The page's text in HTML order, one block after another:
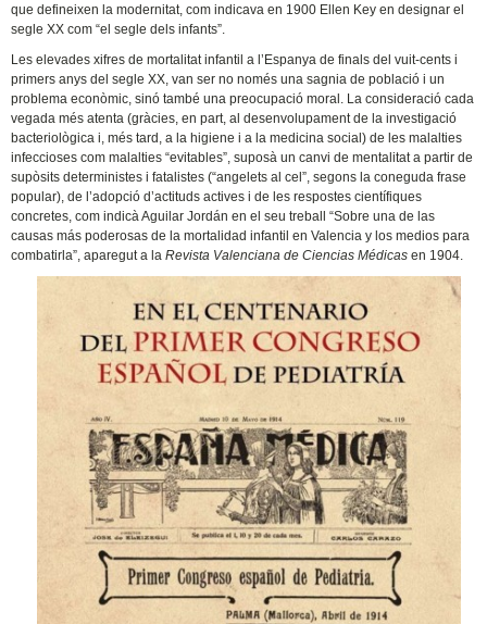
que defineixen la modernitat, com indicava en 1900 Ellen Key en designar el
segle XX com “el segle dels infants”.
Les elevades xifres de mortalitat infantil a l’Espanya de finals del vuit-cents i
primers anys del segle XX, van ser no només una sagnia de població i un
problema econòmic, sinó també una preocupació moral. La consideració cada
vegada més atenta (gràcies, en part, al desenvolupament de la investigació
bacteriològica i, més tard, a la higiene i a la medicina social) de les malalties
infeccioses com malalties “evitables”, suposà un canvi de mentalitat a partir de
supòsits deterministes i fatalistes (“angelets al cel”, segons la coneguda frase
popular), de l’adopció d’actituds actives i de les respostes científiques
concretes, com indicà Aguilar Jordán en el seu treball “Sobre una de las
causas más poderosas de la mortalidad infantil en Valencia y los medios para
combatirla”, aparegut a laRevista Valenciana de Ciencias Médicas en 1904.